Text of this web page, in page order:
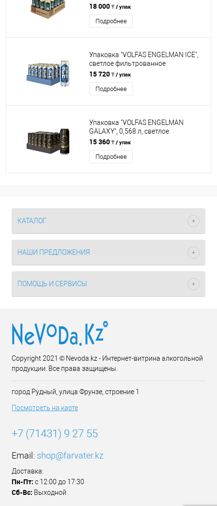
пастеризованное, 24 ж/б
18 000 ₸ / упак
Подробнее
Упаковка "VOLFAS ENGELMAN ICE",
светлое фильтрованное
пастеризованное, 0,568 л, 24 ж/б
15 720 ₸ / упак
Подробнее
Упаковка "VOLFAS ENGELMAN
GALAXY", 0,568 л, светлое
фильтрованное пастеризованное,
24 ж/б
15 360 ₸ / упак
Подробнее
КАТАЛОГ
НАШИ ПРЕДЛОЖЕНИЯ
ПОМОЩЬ И СЕРВИСЫ
Copyright 2021 © Nevoda.kz - Интернет-витрина алкогольной
продукции. Все права защищены.
город Рудный, улица Фрунзе, строение 1
Посмотреть на карте
+7 (71431) 9 27 55
Email: shop@farvater.kz
Доставка:
Пн-Пт: с 12:00 до 17:30
Сб-Вс: Выходной